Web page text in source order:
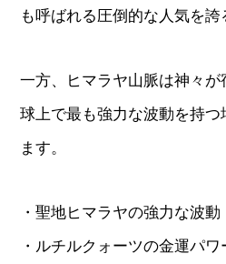
も呼ばれる圧倒的な人気を誇
一方、ヒマラヤ山脈は神々
球上で最も強力な波動を持
ます。
・聖地ヒマラヤの強力な波動
・ルチルクォーツの金運パワ